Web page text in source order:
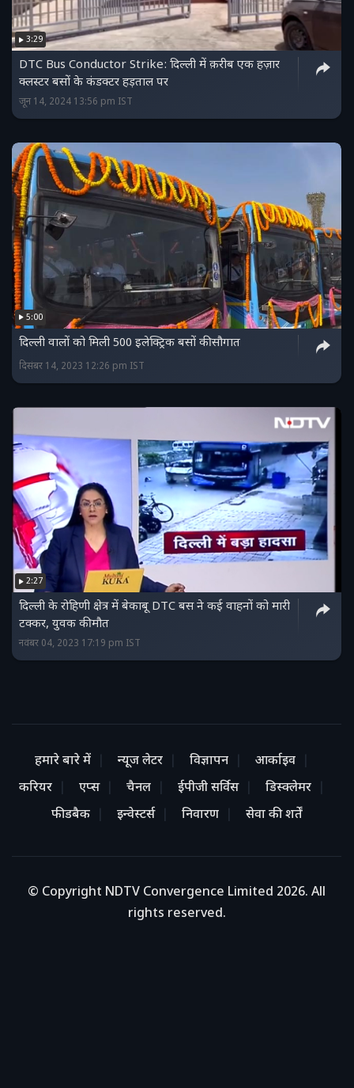
3:29
DTC Bus Conductor Strike: दिल्ली में क़रीब एक हज़ार
क्लस्टर बसों के कंडक्टर हड़ताल पर
जून 14, 2024 13:56 pm IST
5:00
दिल्ली वालों को मिली 500 इलेक्ट्रिक बसों की सौगात
दिसंबर 14, 2023 12:26 pm IST
2:27
दिल्ली के रोहिणी क्षेत्र में बेकाबू DTC बस ने कई वाहनों को मारी
टक्कर, युवक की मौत
नवंबर 04, 2023 17:19 pm IST
हमारे बारे में न्यूज लेटर विज्ञापन
आर्काइव
करियर
एप्स चैनल ईपीजी सर्विस
डिस्क्लेमर
फीडबैक
इन्वेस्टर्स निवारण सेवा की शर्तें
© Copyright NDTV Convergence Limited 2026. All
rights reserved.